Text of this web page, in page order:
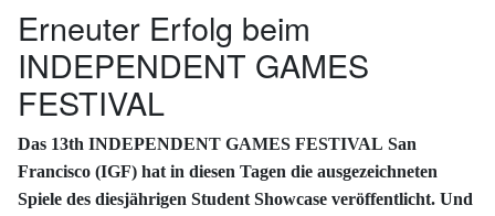
Erneuter Erfolg beim
INDEPENDENT GAMES
FESTIVAL
Das 13th INDEPENDENT GAMES FESTIVAL San
Francisco (IGF) hat in diesen Tagen die ausgezeichneten
Spiele des diesjährigen Student Showcase veröffentlicht. Und